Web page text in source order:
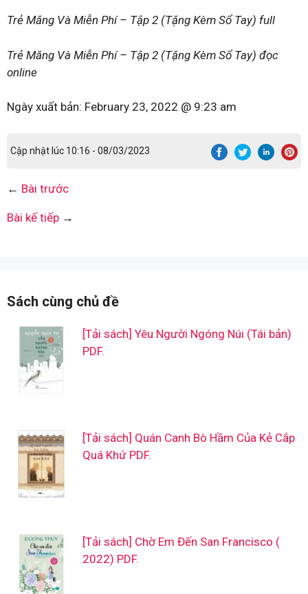
Trẻ Măng Và Miễn Phí – Tập 2 (Tặng Kèm Sổ Tay) full
Trẻ Măng Và Miễn Phí – Tập 2 (Tặng Kèm Sổ Tay) đọc
online
Ngày xuất bản: February 23, 2022 @ 9:23 am
Cập nhật lúc 10:16 - 08/03/2023
← Bài trước
Bài kế tiếp →
Sách cùng chủ đề
[Tải sách] Yêu Người Ngóng Núi (Tái bản)
PDF.
[Tải sách] Quán Canh Bò Hầm Của Kẻ Cắp
Quá Khứ PDF.
[Tải sách] Chờ Em Đến San Francisco (
2022) PDF.